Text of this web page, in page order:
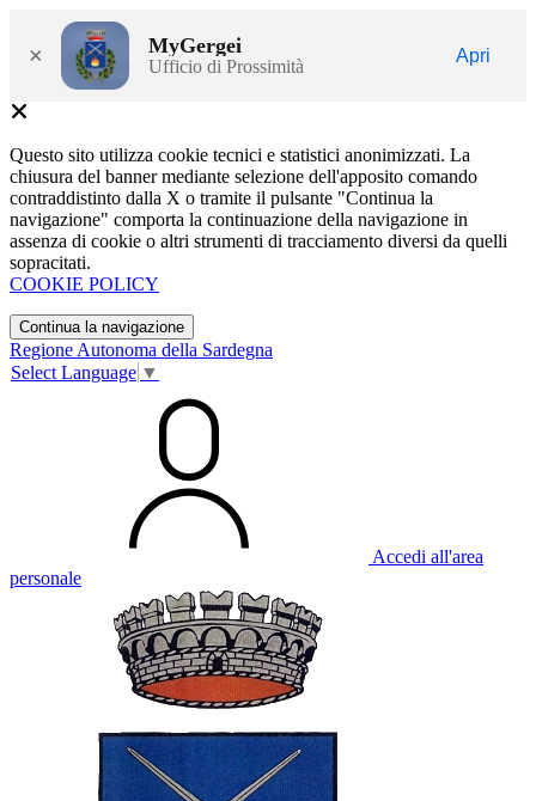
× MyGergei
Ufficio di Prossimità
Apri
Questo sito utilizza cookie tecnici e statistici anonimizzati. La
chiusura del banner mediante selezione dell'apposito comando
contraddistinto dalla X o tramite il pulsante "Continua la
navigazione" comporta la continuazione della navigazione in
assenza di cookie o altri strumenti di tracciamento diversi da quelli
sopracitati.
COOKIE POLICY
Continua la navigazione
Regione Autonoma della Sardegna
Select Language ▼
Accedi all'area
personale